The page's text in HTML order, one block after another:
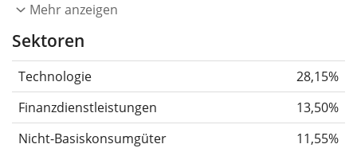
Mehr anzeigen
Sektoren
Technologie
28,15%
Finanzdienstleistungen
13,50%
Nicht-Basiskonsumgüter
11,55%